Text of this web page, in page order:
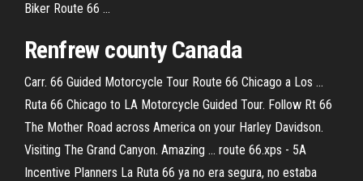
Biker Route 66 ...
Renfrew county Canada
Carr. 66 Guided Motorcycle Tour Route 66 Chicago a Los ...
Ruta 66 Chicago to LA Motorcycle Guided Tour. Follow Rt 66
The Mother Road across America on your Harley Davidson.
Visiting The Grand Canyon. Amazing ... route 66.xps - 5A
Incentive Planners La Ruta 66 ya no era segura, no estaba